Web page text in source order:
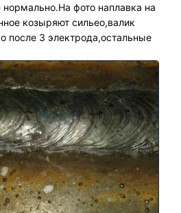
фото наплавка на
козыряют сильео,валик
после 3 электрода,остальные